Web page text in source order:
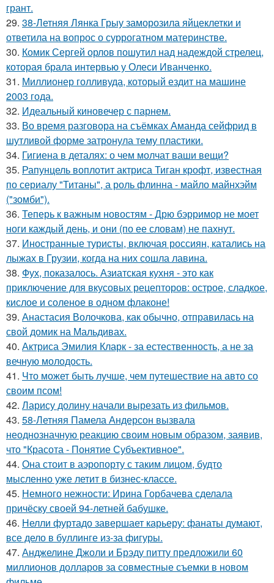
грант.
29. 38-Летняя Лянка Грыу заморозила яйцеклетки и
ответила на вопрос о суррогатном материнстве.
30. Комик Сергей орлов пошутил над надеждой стрелец,
которая брала интервью у Олеси Иванченко.
31. Миллионер голливуда, который ездит на машине
2003 года.
32. Идеальный киновечер с парнем.
33. Во время разговора на съёмках Аманда сейфрид в
шутливой форме затронула тему пластики.
34. Гигиена в деталях: о чем молчат ваши вещи?
35. Рапунцель воплотит актриса Тиган крофт, известная
по сериалу "Титаны", а роль флинна - майло майнхэйм
("зомби").
36. Теперь к важным новостям - Дрю бэрримор не моет
ноги каждый день, и они (по ее словам) не пахнут.
37. Иностранные туристы, включая россиян, катались на
лыжах в Грузии, когда на них сошла лавина.
38. Фух, показалось. Азиатская кухня - это как
приключение для вкусовых рецепторов: острое, сладкое,
кислое и соленое в одном флаконе!
39. Анастасия Волочкова, как обычно, отправилась на
свой домик на Мальдивах.
40. Актриса Эмилия Кларк - за естественность, а не за
вечную молодость.
41. Что может быть лучше, чем путешествие на авто со
своим псом!
42. Ларису долину начали вырезать из фильмов.
43. 58-Летняя Памела Андерсон вызвала
неоднозначную реакцию своим новым образом, заявив,
что "Красота - Понятие Субъективное".
44. Она стоит в аэропорту с таким лицом, будто
мысленно уже летит в бизнес-классе.
45. Немного нежности: Ирина Горбачева сделала
причёску своей 94-летней бабушке.
46. Нелли фуртадо завершает карьеру: фанаты думают,
все дело в буллинге из-за фигуры.
47. Анджелине Джоли и Брэду питту предложили 60
миллионов долларов за совместные съемки в новом